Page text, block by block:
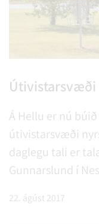
Útivistarsvæði
Á Hellu er nú
útivistarsvæði
daglegu tali er
Gunnarslund í
22. ágúst 2017